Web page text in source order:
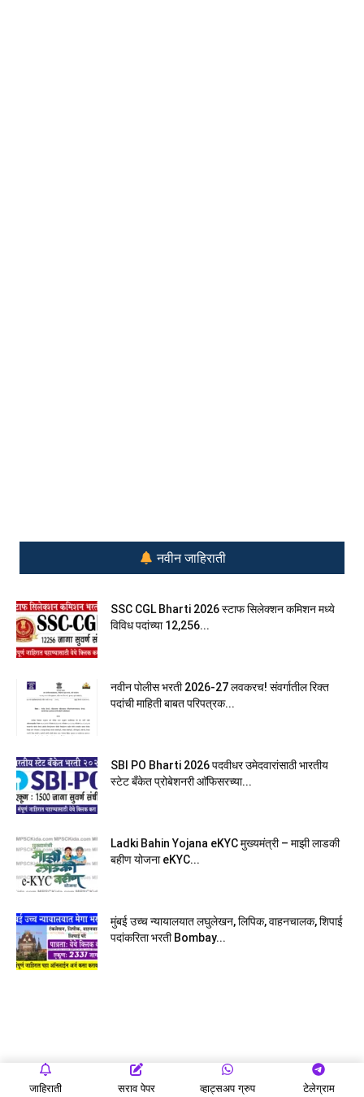
नवीन जाहिराती
SSC CGL Bharti 2026 स्टाफ सिलेक्शन कमिशन मध्ये
विविध पदांच्या 12,256...
नवीन पोलीस भरती 2026-27 लवकरच! संवर्गातील रिक्त
पदांची माहिती बाबत परिपत्रक...
SBI PO Bharti 2026 पदवीधर उमेदवारांसाठी भारतीय
स्टेट बँकेत प्रोबेशनरी आ‍ॅफिसरच्या...
Ladki Bahin Yojana eKYC मुख्यमंत्री – माझी लाडकी
बहीण योजना eKYC...
मुंबई उच्च न्यायालयात लघुलेखन, लिपिक, वाहनचालक, शिपाई
पदांकरिता भरती Bombay...
जाहिराती सराव पेपर व्हाट्सअप ग्रुप टेलेग्राम